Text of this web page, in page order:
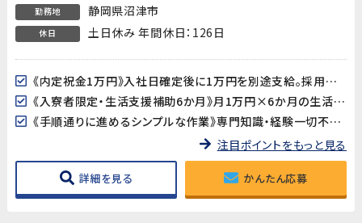
勤務地 静岡県沼津市
休日 土日休み 年間休日：126日
《内定祝金1万円》入社日確定後に1万円を別途支給。採用決定のお祝いです♪
《入寮者限定・生活支援補助6か月》月1万円×6か月の生活支援補助あり。地方からの移住も安心です※入寮者限定
《手順通りに進めるシンプルな作業》専門知識・経験一切不要。決まった手順に沿って作業を進めるため、未経験の方でも約2か月でひとり立ちできます。
注目ポイントをもっと見る
詳細を見る かんたん応募